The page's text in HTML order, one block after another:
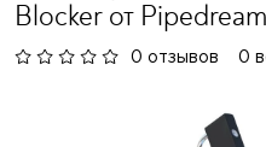
Blocker от Pipedream
0 отзывов 0